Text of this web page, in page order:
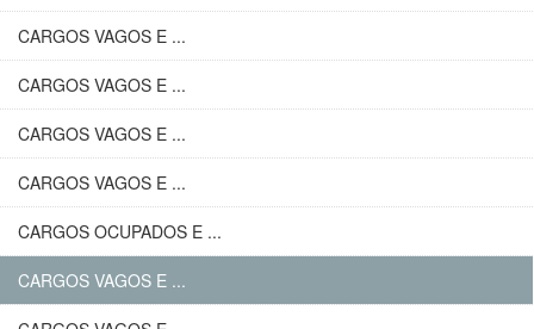
CARGOS VAGOS E ...
CARGOS VAGOS E ...
CARGOS VAGOS E ...
CARGOS VAGOS E ...
CARGOS OCUPADOS E ...
CARGOS VAGOS E ...